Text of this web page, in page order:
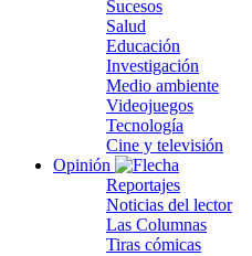
Sucesos
Salud
Educación
Investigación
Medio ambiente
Videojuegos
Tecnología
Cine y televisión
Opinión
Reportajes
Noticias del lector
Las Columnas
Tiras cómicas